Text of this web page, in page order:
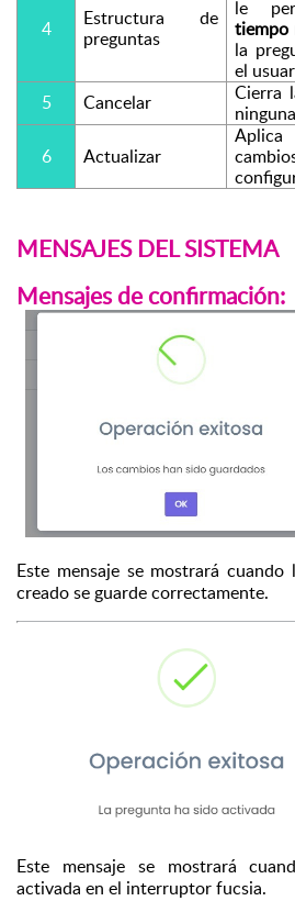
4
Estructura de
preguntas
tiempo
la
el
5
Cancelar
Cierra
6
Actualizar
MENSAJES DEL SISTEMA
Mensajes de confirmación:
Este mensaje se mostrará
creado se guarde correctamente.
Este mensaje se mostrará
activada en el interruptor fucsia.